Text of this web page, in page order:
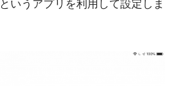
というアプリを利用して設定しま